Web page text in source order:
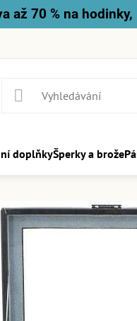
až 70 % na
doplňkyŠperky a brože